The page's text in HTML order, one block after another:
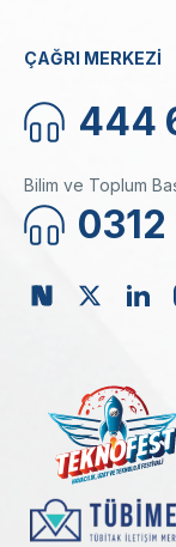
ÇAĞRI MERKEZİ
444
Bilim ve Toplum